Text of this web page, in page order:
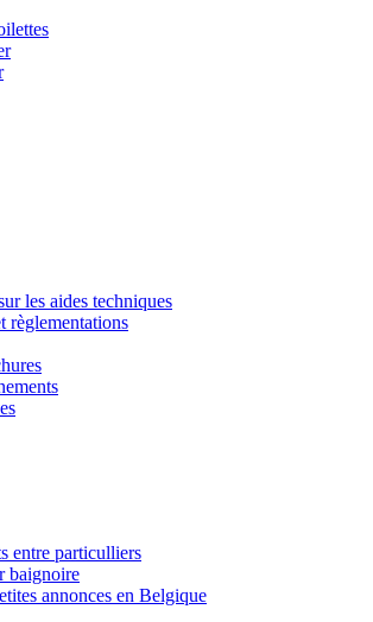
les aides techniques
règlementations
entre particulliers
baignoire
annonces en Belgique